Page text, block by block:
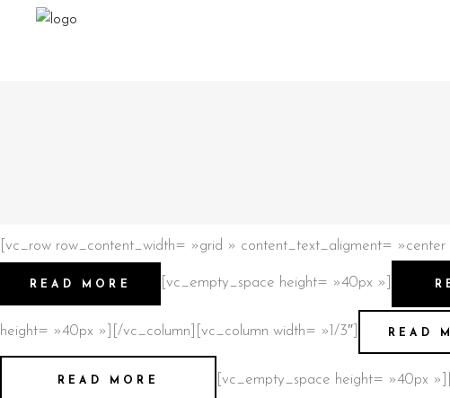
[vc_row row_content_width= »grid » content_text_aligment=
READ MORE [vc_empty_space height= »40px »]
height= »40px »][/vc_column][vc_column width= »1/3″] READ
READ MORE [vc_empty_space height= »40px